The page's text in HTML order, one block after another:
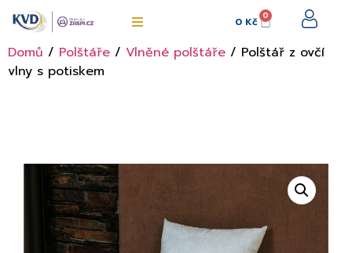
0 Kč 0
Domů / Polštáře / Vlněné polštáře / Polštář z ovčí
vlny s potiskem